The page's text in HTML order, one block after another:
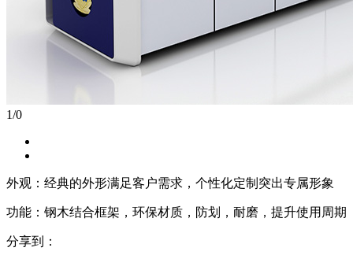
1/0
外观：经典的外形满足客户需求，个性化定制突出专属形象
功能：钢木结合框架，环保材质，防划，耐磨，提升使用周期
分享到：